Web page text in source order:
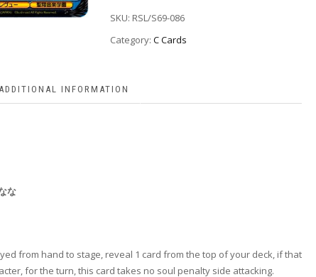
SKU: RSL/S69-086
Category: C Cards
ADDITIONAL INFORMATION
な
from hand to stage, reveal 1 card from the top of your deck, if that
for the turn, this card takes no soul penalty side attacking.